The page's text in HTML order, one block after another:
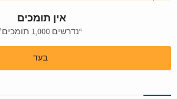
אין תומכים
“נדרשים 1,000 תומכים"
בעד